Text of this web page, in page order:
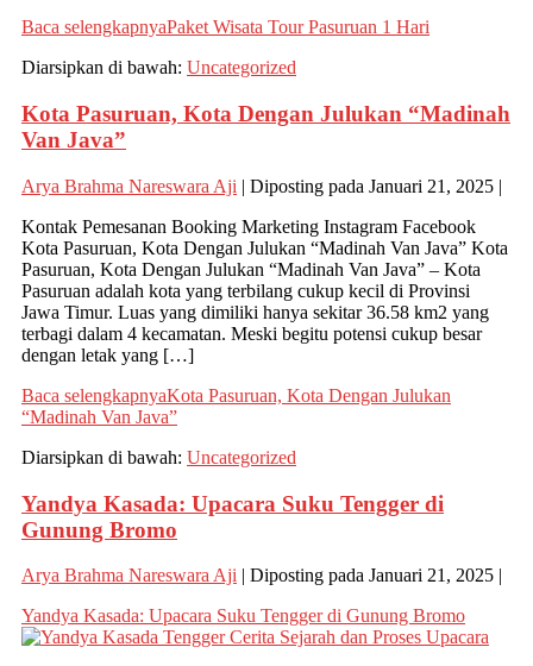
Baca selengkapnyaPaket Wisata Tour Pasuruan 1 Hari
Diarsipkan di bawah: Uncategorized
Kota Pasuruan, Kota Dengan Julukan “Madinah
Van Java”
Arya Brahma Nareswara Aji | Diposting pada Januari 21, 2025 |
Kontak Pemesanan Booking Marketing Instagram Facebook
Kota Pasuruan, Kota Dengan Julukan “Madinah Van Java” Kota
Pasuruan, Kota Dengan Julukan “Madinah Van Java” – Kota
Pasuruan adalah kota yang terbilang cukup kecil di Provinsi
Jawa Timur. Luas yang dimiliki hanya sekitar 36.58 km2 yang
terbagi dalam 4 kecamatan. Meski begitu potensi cukup besar
dengan letak yang […]
Baca selengkapnyaKota Pasuruan, Kota Dengan Julukan
“Madinah Van Java”
Diarsipkan di bawah: Uncategorized
Yandya Kasada: Upacara Suku Tengger di
Gunung Bromo
Arya Brahma Nareswara Aji | Diposting pada Januari 21, 2025 |
Yandya Kasada: Upacara Suku Tengger di Gunung Bromo